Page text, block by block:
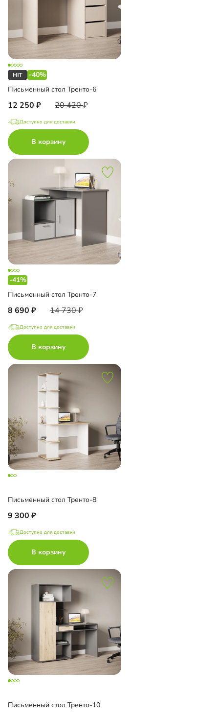
-40%
Письменный стол Тренто-6
12 250 20 420
Доступно для доставки
В корзину
-41%
Письменный стол Тренто-7
8 690 14 730
Доступно для доставки
В корзину
Письменный стол Тренто-8
9 300
Доступно для доставки
В корзину
Письменный стол Тренто-10